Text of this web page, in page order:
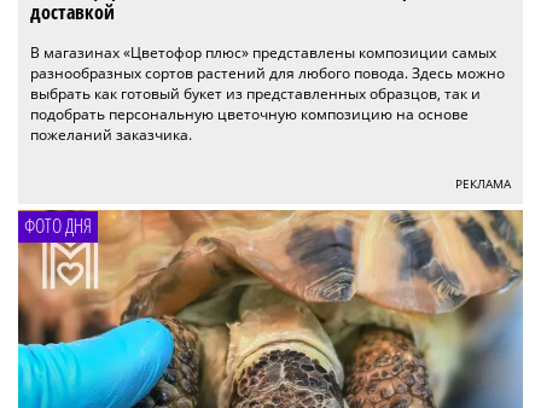
доставкой
В магазинах «Цветофор плюс» представлены композиции самых
разнообразных сортов растений для любого повода. Здесь можно
выбрать как готовый букет из представленных образцов, так и
подобрать персональную цветочную композицию на основе
пожеланий заказчика.
РЕКЛАМА
ФОТО ДНЯ